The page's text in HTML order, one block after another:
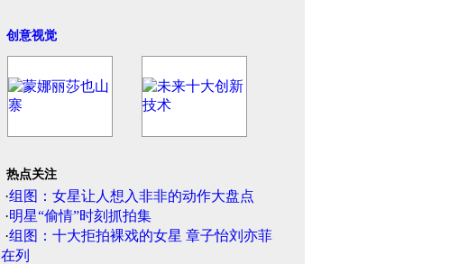
创意视觉
热点关注
·组图：女星让人想入非非的动作大盘点
·明星“偷情”时刻抓拍集
·组图：十大拒拍裸戏的女星 章子怡刘亦菲
在列